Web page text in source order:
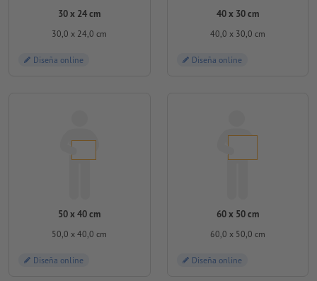
30 x 24 cm
30,0 x 24,0 cm
Diseña online
40 x 30 cm
40,0 x 30,0 cm
Diseña online
50 x 40 cm
50,0 x 40,0 cm
Diseña online
60 x 50 cm
60,0 x 50,0 cm
Diseña online